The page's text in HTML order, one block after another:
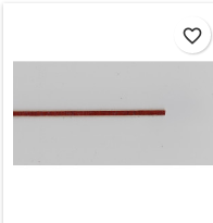
favorite_border